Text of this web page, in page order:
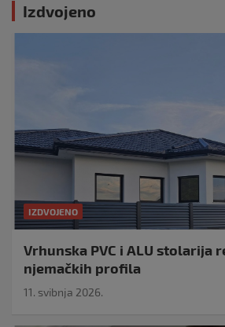
Izdvojeno
IZDVOJENO
Vrhunska PVC i ALU stolarija
njemačkih profila
11. svibnja 2026.